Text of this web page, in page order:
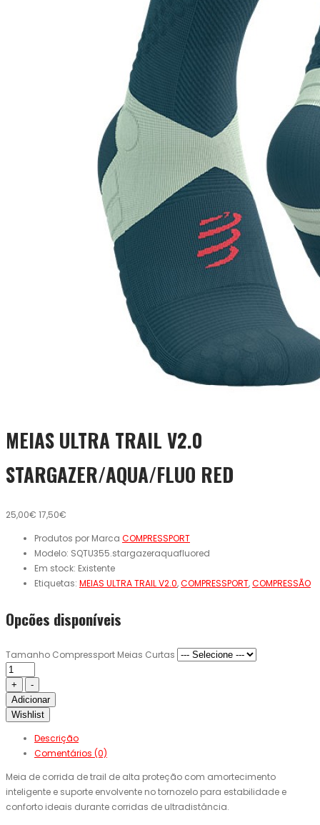
MEIAS ULTRA TRAIL V2.0
STARGAZER/AQUA/FLUO RED
25,00€ 17,50€
Produtos por Marca COMPRESSPORT
Modelo: SQTU355.stargazeraquafluored
Em stock: Existente
Etiquetas: MEIAS ULTRA TRAIL V2.0,COMPRESSPORT,COMPRESSÃO
Opcões disponíveis
Tamanho Compressport Meias Curtas
Adicionar
Wishlist
Descrição
Comentários (0)
Meia de corrida de trail de alta proteção com amortecimento
inteligente e suporte envolvente no tornozelo para estabilidade e
conforto ideais durante corridas de ultradistância.